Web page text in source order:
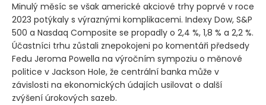
Minulý měsíc se však americké akciové trhy poprvé v roce
2023 potýkaly s výraznými komplikacemi. Indexy Dow, S&P
500 a Nasdaq Composite se propadly o 2,4 %, 1,8 % a 2,2 %.
Účastníci trhu zůstali znepokojeni po komentáři předsedy
Fedu Jeroma Powella na výročním sympoziu o měnové
politice v Jackson Hole, že centrální banka může v
závislosti na ekonomických údajích usilovat o další
zvýšení úrokových sazeb.